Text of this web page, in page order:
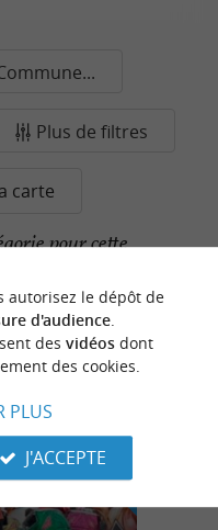
Plus de filtres
carte
pour cette
n
o
t
r
e
c
o
u
p
d
e
c
o
e
u
r
autorisez le dépôt de
d'audience.
des vidéosdont
des cookies.
PLUS
J'ACCEPTE